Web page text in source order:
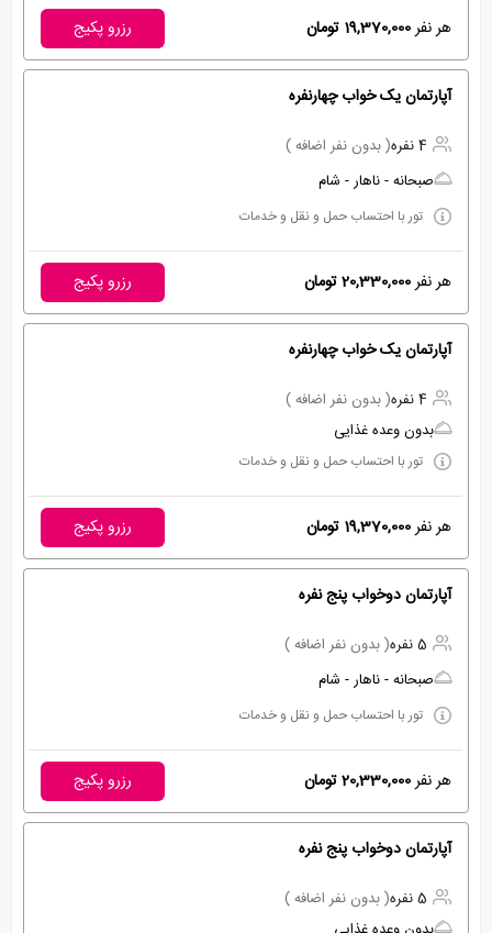
هر نفر19,370,000 تومان رزرو پکیج
آپارتمان یک خواب چهارنفره
4 نفره
( بدون نفر اضافه )
صبحانه - ناهار - شام
تور با احتساب حمل و نقل و خدمات
هر نفر20,330,000 تومان رزرو پکیج
آپارتمان یک خواب چهارنفره
4 نفره
( بدون نفر اضافه )
بدون وعده غذایی
تور با احتساب حمل و نقل و خدمات
هر نفر19,370,000 تومان رزرو پکیج
آپارتمان دوخواب پنج نفره
5 نفره
( بدون نفر اضافه )
صبحانه - ناهار - شام
تور با احتساب حمل و نقل و خدمات
هر نفر20,330,000 تومان رزرو پکیج
آپارتمان دوخواب پنج نفره
5 نفره
( بدون نفر اضافه )